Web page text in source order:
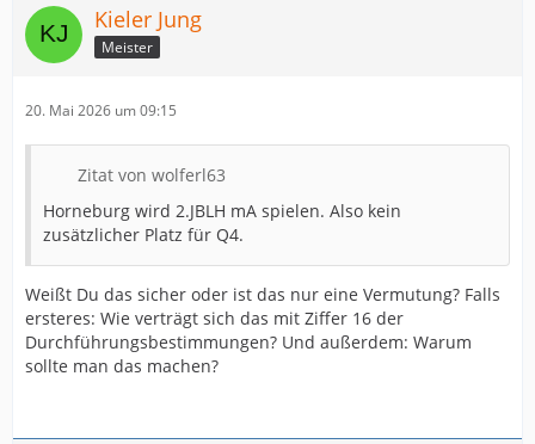
Kieler Jung
Meister
20. Mai 2026 um 09:15
Zitat von wolferl63
Horneburg wird 2.JBLH mA spielen. Also kein
zusätzlicher Platz für Q4.
Weißt Du das sicher oder ist das nur eine Vermutung? Falls
ersteres: Wie verträgt sich das mit Ziffer 16 der
Durchführungsbestimmungen? Und außerdem: Warum
sollte man das machen?